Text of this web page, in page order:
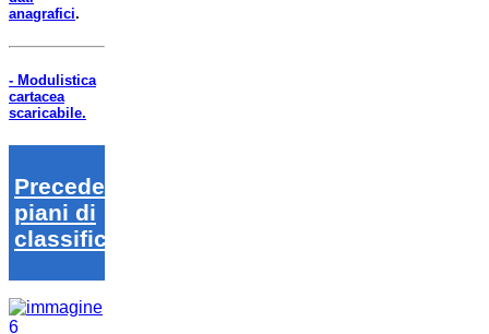
anagrafici.
- Modulistica
cartacea
scaricabile.
Precedenti
piani di
classifica